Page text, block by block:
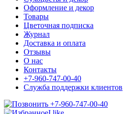
Оформление и декор
Товары
Цветочная подписка
Журнал
Доставка и оплата
Отзывы
О нас
Контакты
+7-960-747-00-40
Служба поддержки клиентов
+7-960-747-00-40